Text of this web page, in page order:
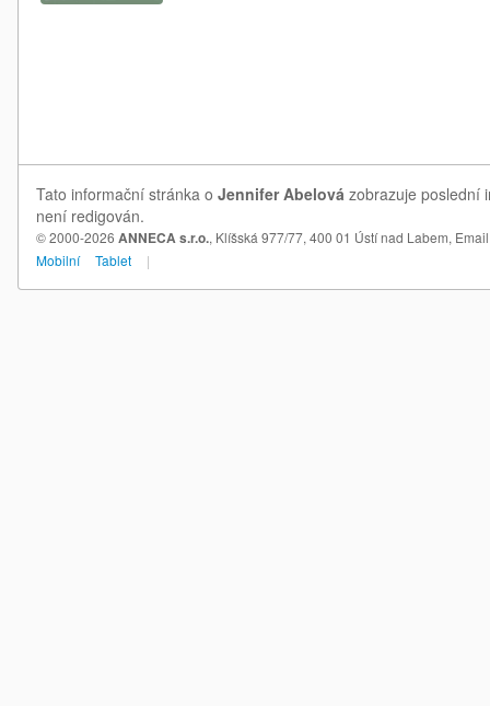
Tato informační stránka o Jennifer Abelová zobrazuje poslední
není redigován.
© 2000-2026 ANNECA s.r.o., Klíšská 977/77, 400 01 Ústí nad Labem,
Mobilní
Tablet |